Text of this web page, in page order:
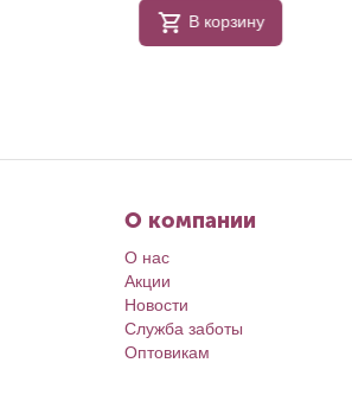
В корзину
О компании
О нас
Акции
Новости
Служба заботы
Оптовикам